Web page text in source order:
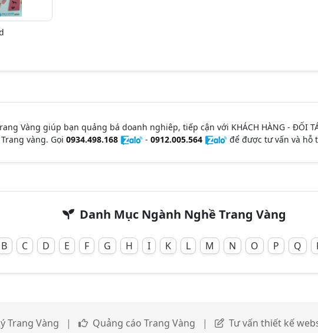
Vàng giúp bạn quảng bá doanh nghiêp, tiếp cận với KHÁCH HÀNG - ĐỐI
vàng. Gọi 0934.498.168 - 0912.005.564 để được tư vấn và hỗ
Danh Mục Ngành Nghề Trang Vàng
B C D E F G H I K L M N O P Q
Trang Vàng | Quảng cáo Trang Vàng | Tư vấn thiết kế